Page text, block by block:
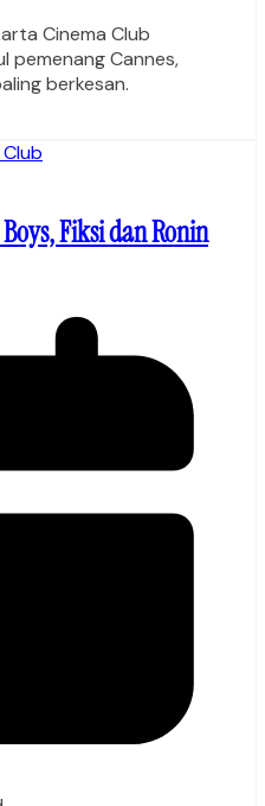
Cinema Club
pemenang Cannes,
berkesan.
Fiksi dan Ronin